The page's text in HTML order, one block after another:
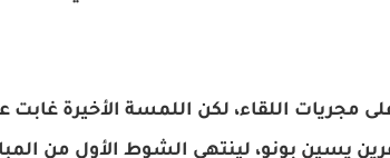
مجريات اللقاء، لكن اللمسة الأخيرة
يسين بونو، لينتهي الشوط الأول من